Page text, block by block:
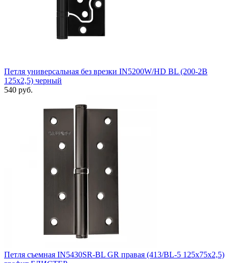
Петля универсальная без врезки IN5200W/HD BL (200-2B
125x2,5) черный
540 руб.
Петля съемная IN5430SR-BL GR правая (413/BL-5 125x75x2,5)